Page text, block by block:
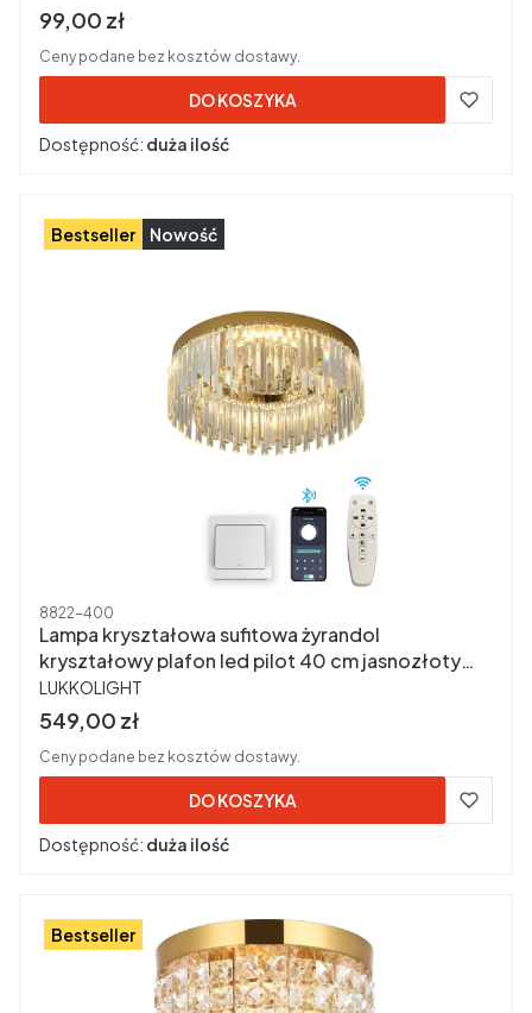
Cena brutto
99,00 zł
Ceny podane bez kosztów dostawy.
DO KOSZYKA
Dostępność: duża ilość
Bestseller Nowość
Kod produktu
8822-400
Lampa kryształowa sufitowa żyrandol
kryształowy plafon led pilot 40 cm jasnozłoty
8822-400
PRODUCENT
LUKKOLIGHT
Cena brutto
549,00 zł
Ceny podane bez kosztów dostawy.
DO KOSZYKA
Dostępność: duża ilość
Bestseller